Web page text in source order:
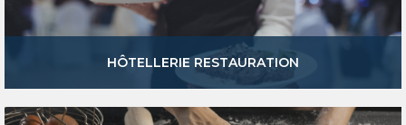
HÔTELLERIE RESTAURATION